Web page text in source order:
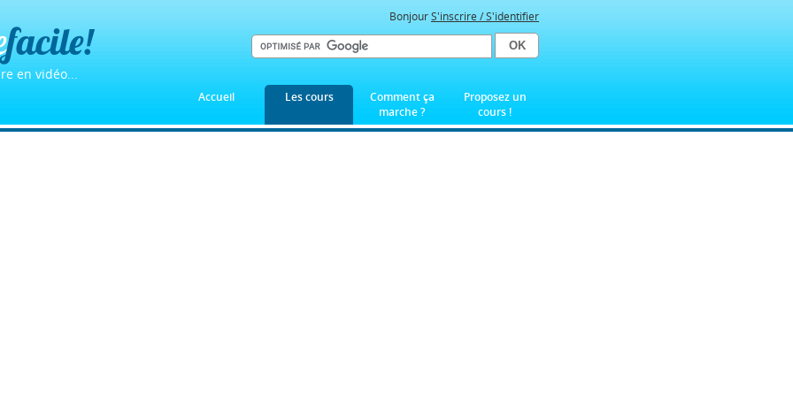
facile!
en vidéo...
BonjourS'inscrire / S'identifier
Accueil Les cours
Comment ça
marche ?
Proposez un
cours !